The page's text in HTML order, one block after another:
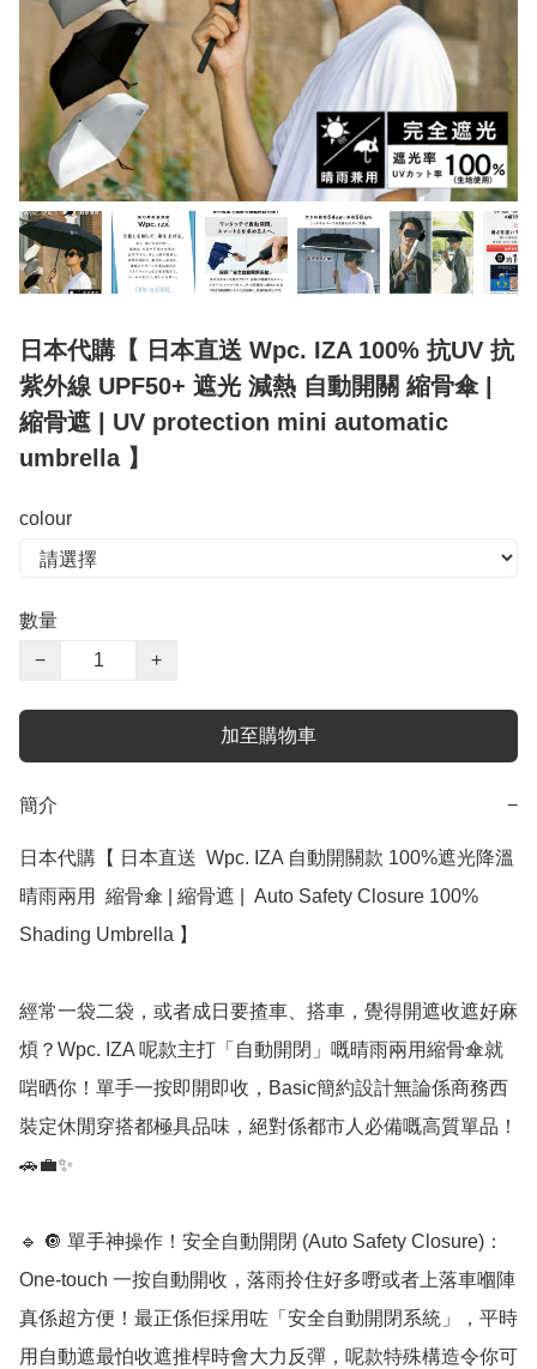
日本代購【 日本直送 Wpc. IZA 100% 抗UV 抗
紫外線 UPF50+ 遮光 減熱 自動開關 縮骨傘 |
縮骨遮 | UV protection mini automatic
umbrella 】
colour
數量
−
+
加至購物車
簡介 −
日本代購【 日本直送  Wpc. IZA 自動開關款 100%遮光降溫
晴雨兩用  縮骨傘 | 縮骨遮 |  Auto Safety Closure 100%
Shading Umbrella 】﻿
經常一袋二袋，或者成日要揸車、搭車，覺得開遮收遮好麻
煩？Wpc. IZA 呢款主打「自動開閉」嘅晴雨兩用縮骨傘就
啱晒你！單手一按即開即收，Basic簡約設計無論係商務西
裝定休閒穿搭都極具品味，絕對係都市人必備嘅高質單品！
🚗💼✨
🔹 🔘 單手神操作！安全自動開閉 (Auto Safety Closure)：
One-touch 一按自動開收，落雨拎住好多嘢或者上落車嗰陣
真係超方便！最正係佢採用咗「安全自動開閉系統」，平時
用自動遮最怕收遮推桿時會大力反彈，呢款特殊構造令你可